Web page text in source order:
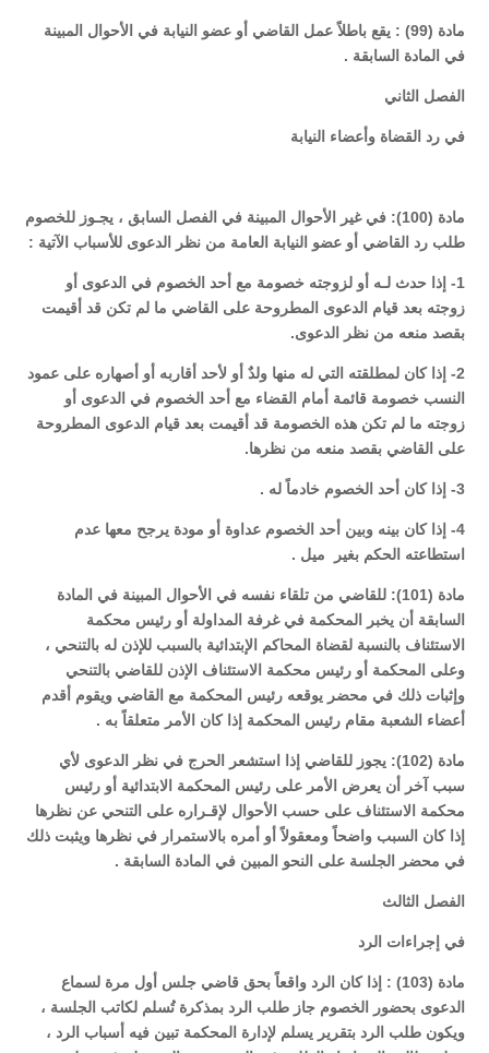
مادة (99) : يقع باطلاً عمل القاضي أو عضو النيابة في الأحوال المبينة
في المادة السابقة .
الفصل الثاني
في رد القضاة وأعضاء النيابة
مادة (100): في غير الأحوال المبينة في الفصل السابق ، يجـوز للخصوم
طلب رد القاضي أو عضو النيابة العامة من نظر الدعوى للأسباب الآتية :
1- إذا حدث لـه أو لزوجته خصومة مع أحد الخصوم في الدعوى أو
زوجته بعد قيام الدعوى المطروحة على القاضي ما لم تكن قد أقيمت
بقصد منعه من نظر الدعوى.
2- إذا كان لمطلقته التي له منها ولدٌ أو لأحد أقاربه أو أصهاره على عمود
النسب خصومة قائمة أمام القضاء مع أحد الخصوم في الدعوى أو
زوجته ما لم تكن هذه الخصومة قد أقيمت بعد قيام الدعوى المطروحة
على القاضي بقصد منعه من نظرها.
3- إذا كان أحد الخصوم خادماً له .
4- إذا كان بينه وبين أحد الخصوم عداوة أو مودة يرجح معها عدم
استطاعته الحكم بغير ميل .
مادة (101): للقاضي من تلقاء نفسه في الأحوال المبينة في المادة
السابقة أن يخبر المحكمة في غرفة المداولة أو رئيس محكمة
الاستئناف بالنسبة لقضاة المحاكم الإبتدائية بالسبب للإذن له بالتنحي ،
وعلى المحكمة أو رئيس محكمة الاستئناف الإذن للقاضي بالتنحي
وإثبات ذلك في محضر يوقعه رئيس المحكمة مع القاضي ويقوم أقدم
أعضاء الشعبة مقام رئيس المحكمة إذا كان الأمر متعلقاً به .
مادة (102): يجوز للقاضي إذا استشعر الحرج في نظر الدعوى لأي
سبب آخر أن يعرض الأمر على رئيس المحكمة الابتدائية أو رئيس
محكمة الاستئناف على حسب الأحوال لإقـراره على التنحي عن نظرها
إذا كان السبب واضحاً ومعقولاً أو أمره بالاستمرار في نظرها ويثبت ذلك
في محضر الجلسة على النحو المبين في المادة السابقة .
الفصل الثالث
في إجراءات الرد
مادة (103) : إذا كان الرد واقعاً بحق قاضي جلس أول مرة لسماع
الدعوى بحضور الخصوم جاز طلب الرد بمذكرة تُسلم لكاتب الجلسة ،
ويكون طلب الرد بتقرير يسلم لإدارة المحكمة تبين فيه أسباب الرد ،